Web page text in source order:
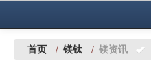
中国有色金属报社主办 广告服务
首页 / 镁钛 / 镁资讯